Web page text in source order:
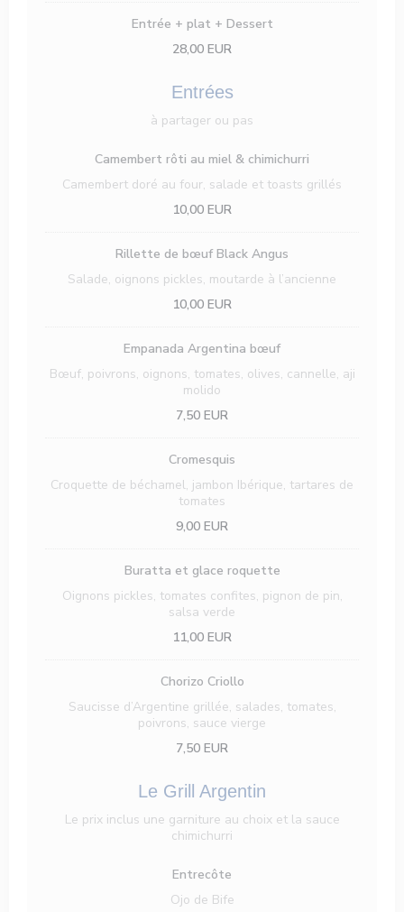
Entrée + plat + Dessert
28,00 EUR
Entrées
à partager ou pas
Camembert rôti au miel & chimichurri
Camembert doré au four, salade et toasts grillés
10,00 EUR
Rillette de bœuf Black Angus
Salade, oignons pickles, moutarde à l’ancienne
10,00 EUR
Empanada Argentina bœuf
Bœuf, poivrons, oignons, tomates, olives, cannelle, aji
molido
7,50 EUR
Cromesquis
Croquette de béchamel, jambon Ibérique, tartares de
tomates
9,00 EUR
Buratta et glace roquette
Oignons pickles, tomates confites, pignon de pin,
salsa verde
11,00 EUR
Chorizo Criollo
Saucisse d’Argentine grillée, salades, tomates,
poivrons, sauce vierge
7,50 EUR
Le Grill Argentin
Le prix inclus une garniture au choix et la sauce
chimichurri
Entrecôte
Ojo de Bife